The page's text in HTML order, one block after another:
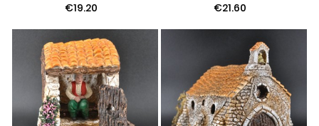
€19.20
€21.60